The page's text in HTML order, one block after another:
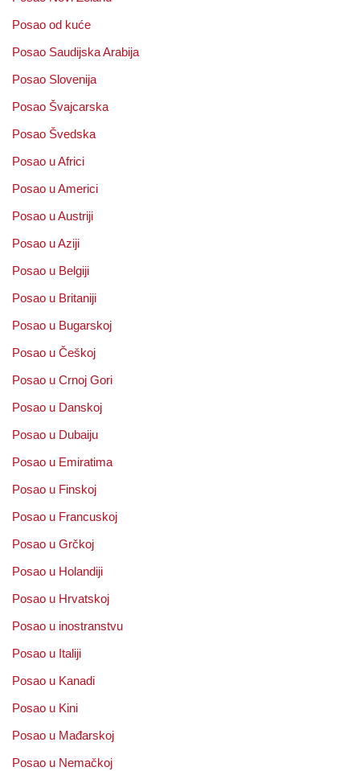
Posao od kuće
Posao Saudijska Arabija
Posao Slovenija
Posao Švajcarska
Posao Švedska
Posao u Africi
Posao u Americi
Posao u Austriji
Posao u Aziji
Posao u Belgiji
Posao u Britaniji
Posao u Bugarskoj
Posao u Češkoj
Posao u Crnoj Gori
Posao u Danskoj
Posao u Dubaiju
Posao u Emiratima
Posao u Finskoj
Posao u Francuskoj
Posao u Grčkoj
Posao u Holandiji
Posao u Hrvatskoj
Posao u inostranstvu
Posao u Italiji
Posao u Kanadi
Posao u Kini
Posao u Mađarskoj
Posao u Nemačkoj